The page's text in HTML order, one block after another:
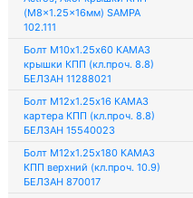
(M8x1.25x16мм) SAMPA
102.111
Болт М10х1.25х60 КАМАЗ
крышки КПП (кл.проч. 8.8)
БЕЛЗАН 11288021
Болт М12х1.25х16 КАМАЗ
картера КПП (кл.проч. 8.8)
БЕЛЗАН 15540023
Болт М12х1.25х180 КАМАЗ
КПП верхний (кл.проч. 10.9)
БЕЛЗАН 870017